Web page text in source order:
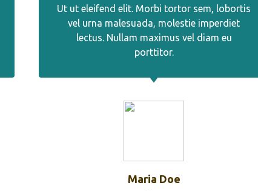
Ut ut eleifend elit. Morbi tortor sem, lobortis
vel urna malesuada, molestie imperdiet
lectus. Nullam maximus vel diam eu
porttitor.
Maria Doe